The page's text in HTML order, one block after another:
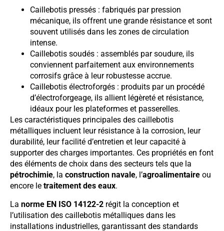
Caillebotis pressés : fabriqués par pression
mécanique, ils offrent une grande résistance et sont
souvent utilisés dans les zones de circulation
intense.
Caillebotis soudés : assemblés par soudure, ils
conviennent parfaitement aux environnements
corrosifs grâce à leur robustesse accrue.
Caillebotis électroforgés : produits par un procédé
d’électroforgeage, ils allient légèreté et résistance,
idéaux pour les plateformes et passerelles.
Les caractéristiques principales des caillebotis
métalliques incluent leur résistance à la corrosion, leur
durabilité, leur facilité d’entretien et leur capacité à
supporter des charges importantes. Ces propriétés en font
des éléments de choix dans des secteurs tels que la
pétrochimie, la construction navale, l’agroalimentaire ou
encore le traitement des eaux.
La norme EN ISO 14122-2 régit la conception et
l’utilisation des caillebotis métalliques dans les
installations industrielles, garantissant des standards